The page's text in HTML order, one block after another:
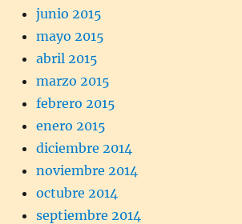
junio 2015
mayo 2015
abril 2015
marzo 2015
febrero 2015
enero 2015
diciembre 2014
noviembre 2014
octubre 2014
septiembre 2014